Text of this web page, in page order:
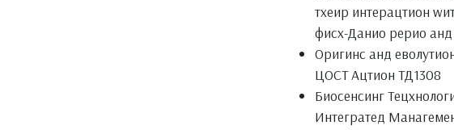
тхеир интерацтион
фисх-Данио рерио
Оригинс анд
ЦОСТ Ацтион ТД1308
Биосенсинг
Интегратед